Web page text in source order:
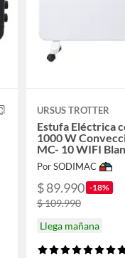
URSUS TROTTER
Estufa Eléctrica
1000 W
MC- 10 WIFI
Por SODIMAC
$ 89.990 -18%
$ 109.990
Llega mañana